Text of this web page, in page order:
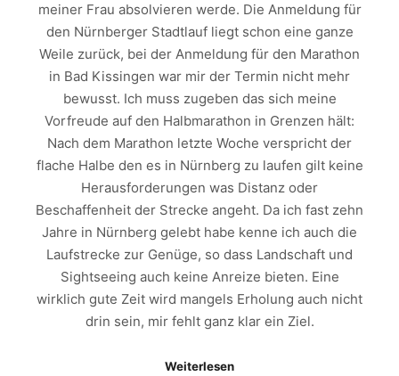
meiner Frau absolvieren werde. Die Anmeldung für
den Nürnberger Stadtlauf liegt schon eine ganze
Weile zurück, bei der Anmeldung für den Marathon
in Bad Kissingen war mir der Termin nicht mehr
bewusst. Ich muss zugeben das sich meine
Vorfreude auf den Halbmarathon in Grenzen hält:
Nach dem Marathon letzte Woche verspricht der
flache Halbe den es in Nürnberg zu laufen gilt keine
Herausforderungen was Distanz oder
Beschaffenheit der Strecke angeht. Da ich fast zehn
Jahre in Nürnberg gelebt habe kenne ich auch die
Laufstrecke zur Genüge, so dass Landschaft und
Sightseeing auch keine Anreize bieten. Eine
wirklich gute Zeit wird mangels Erholung auch nicht
drin sein, mir fehlt ganz klar ein Ziel.
Weiterlesen